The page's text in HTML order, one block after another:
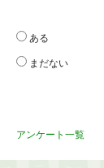
ある
まだない
アンケート一覧